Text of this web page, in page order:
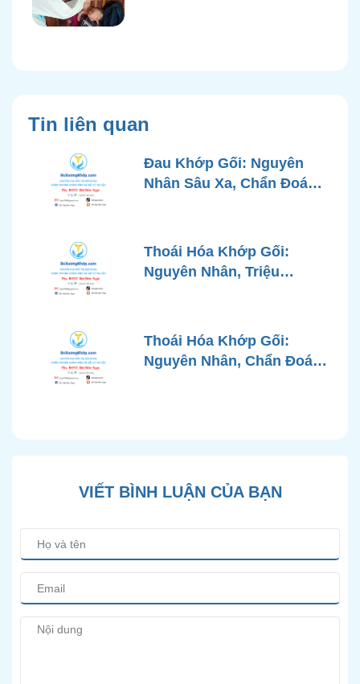
Tin liên quan
Đau Khớp Gối: Nguyên
Nhân Sâu Xa, Chẩn Đoán
Góc Nhìn Bác Sĩ Xương
Khớp
Thoái Hóa Khớp Gối:
Nguyên Nhân, Triệu
Chuẩn Y Khoa
Thoái Hóa Khớp Gối:
Nguyên Nhân, Chẩn Đoán
VIẾT BÌNH LUẬN CỦA BẠN